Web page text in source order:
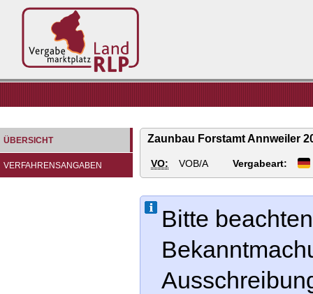
Vergabemarktplatz
Land
ÜBERSICHT
VERFAHRENSANGABEN
Zaunbau Forstamt Annweiler
VO: VOB/A Vergabeart:
Bitte